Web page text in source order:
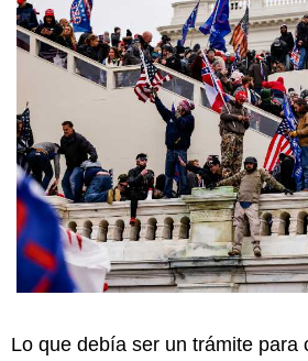
Lo que debía ser un trámite para